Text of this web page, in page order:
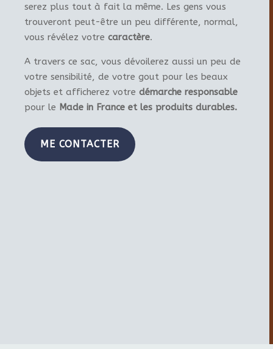
serez plus tout à fait la même. Les gens vous
trouveront peut-être un peu différente, normal,
vous révélez votre caractère.
A travers ce sac, vous dévoilerez aussi un peu de
votre sensibilité, de votre gout pour les beaux
objets et afficherez votre démarche responsable
pour le Made in France et les produits durables.
ME CONTACTER